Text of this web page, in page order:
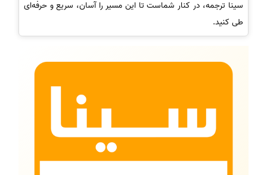
سینا ترجمه، در کنار شماست تا این مسیر را آسان، سریع و حرفه‌ای
طی کنید.